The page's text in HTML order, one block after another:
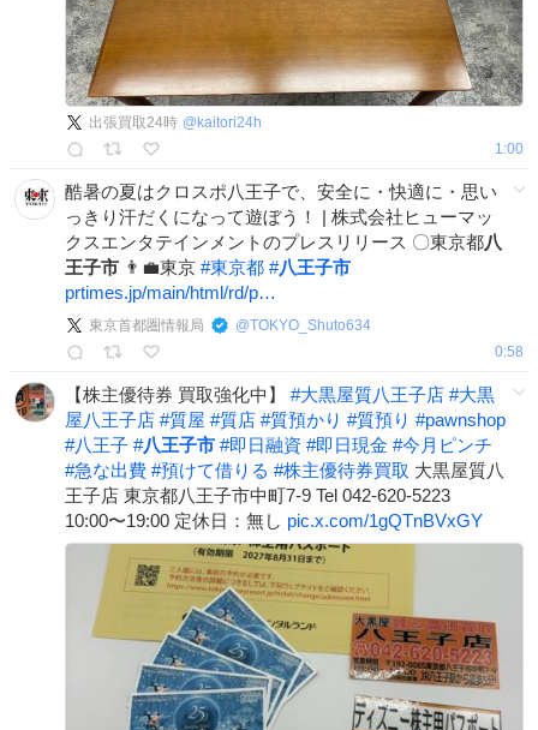
出張買取24時 @ kaitori24h
1:00
酷暑の夏はクロスポ八王子で、安全に・快適に・思い
っきり汗だくになって遊ぼう！ | 株式会社ヒューマッ
クスエンタテインメントのプレスリリース 〇東京都八
王子市 👨‍💼東京 #東京都 #八王子市
prtimes.jp/main/html/rd/p…
東京首都圏情報局 @TOKYO_Shuto634
0:58
【株主優待券 買取強化中】 #大黒屋質八王子店 #大黒
屋八王子店 #質屋 #質店 #質預かり #質預り #pawnshop
#八王子 #八王子市 #即日融資 #即日現金 #今月ピンチ
#急な出費 #預けて借りる #株主優待券買取 大黒屋質八
王子店 東京都八王子市中町7-9 Tel 042-620-5223
10:00〜19:00 定休日：無し pic.x.com/1gQTnBVxGY